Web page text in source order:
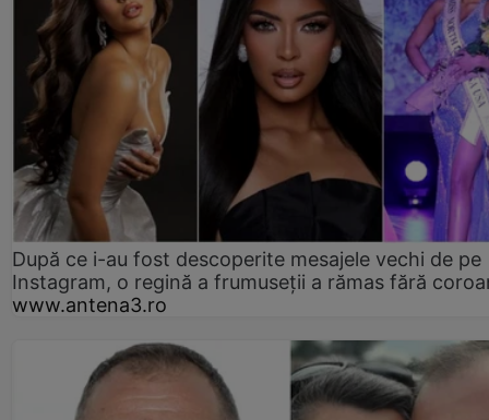
După ce i-au fost descoperite mesajele vechi de pe
Instagram, o regină a frumuseții a rămas fără
www.antena3.ro